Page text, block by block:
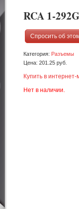
RCA 1-
Спросить об
Категория: Разъемы
Цена: 201.25 руб.
Купить в
Нет в наличии.
Отправить копию
Введите символы с
Отправить